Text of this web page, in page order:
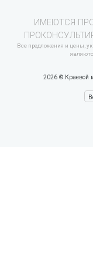
ИМЕЮТСЯ
Все предложения и цены,
2026 © Краевой